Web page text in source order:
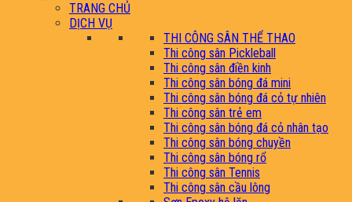
TRANG CHỦ
DỊCH VỤ
THI CÔNG SÂN THỂ THAO
Thi công sân Pickleball
Thi công sân điền kinh
Thi công sân bóng đá mini
Thi công sân bóng đá cỏ tự nhiên
Thi công sân trẻ em
Thi công sân bóng đá cỏ nhân tạo
Thi công sân bóng chuyền
Thi công sân bóng rổ
Thi công sân Tennis
Thi công sân cầu lông